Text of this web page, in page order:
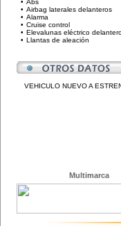
• Abs
• Airbag laterales delanteros
• Alarma
• Cruise control
• Elevalunas eléctrico
• Llantas de aleación
VEHICULO NUEVO A
Multimarca